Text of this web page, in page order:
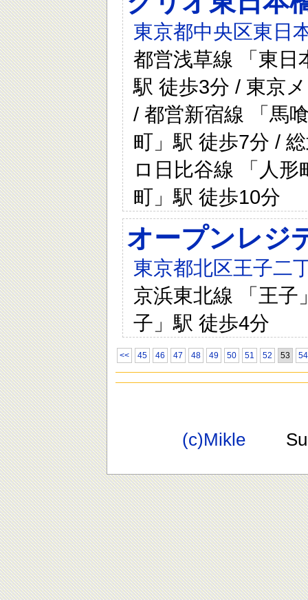
東京都中央区東日
都営浅草線 「東日
駅 徒歩3分 / 東京
/ 都営新宿線 「馬
町」駅 徒歩7分 /
ロ日比谷線 「人
町」駅 徒歩10分
オープンレジ
東京都北区王子二
京浜東北線 「王子
子」駅 徒歩4分
<< 45 46 47 48 49 50 51 52 53 54
(c)Mikle